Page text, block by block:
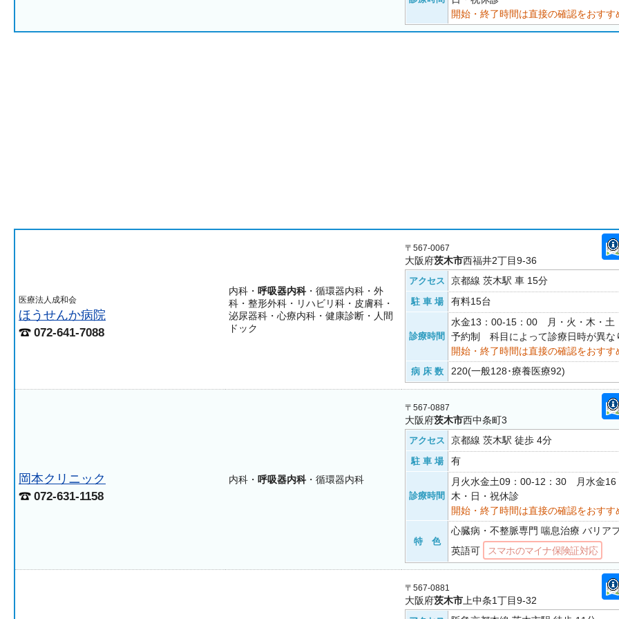
開始・終了時間は直接の確認をおすす
医療法人成和会
ほうせんか病院
072-641-7088
内科・ 呼吸器内科・循環器内科・外
科・整形外科・リハビリ科・皮膚科・
泌尿器科・心療内科・健康診断・人間
ドック
〒567-0067
大阪府茨木市西福井2丁目9-36
アクセス 京都線 茨木駅 車 15分
駐 車 場 有料15台
診療時間
水金13：00-15：00 月・火・木・
予約制 科目によって診療日時が異な
開始・終了時間は直接の確認をおすす
病 床 数 220(一般128･療養医療92)
岡本クリニック
072-631-1158
内科・ 呼吸器内科・循環器内科
〒567-0887
大阪府茨木市西中条町3
アクセス 京都線 茨木駅 徒歩 4分
駐 車 場 有
診療時間
月火水金土09：00-12：30 月水金
木・日・祝休診
開始・終了時間は直接の確認をおすす
特 色
心臓病・不整脈専門 喘息治療 バリア
英語可
スマホのマイナ保険証対応
〒567-0881
大阪府茨木市 上中条1丁目9-32